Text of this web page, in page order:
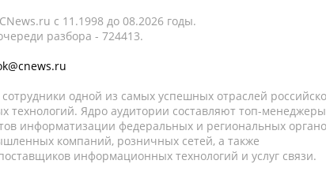
c 11.1998 до 08.2026 годы.
разбора - 724413.
одной из самых успешных отраслей
технологий. Ядро аудитории составляют топ-
информатизации федеральных и региональных
компаний, розничных сетей, а также
информационных технологий и услуг связи.